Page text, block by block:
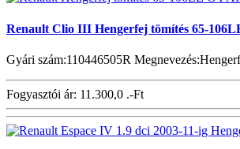
Renault Clio III Hengerfej tömítés 65-
Gyári szám:110446505R
Fogyasztói ár: 11.300,0 .-Ft